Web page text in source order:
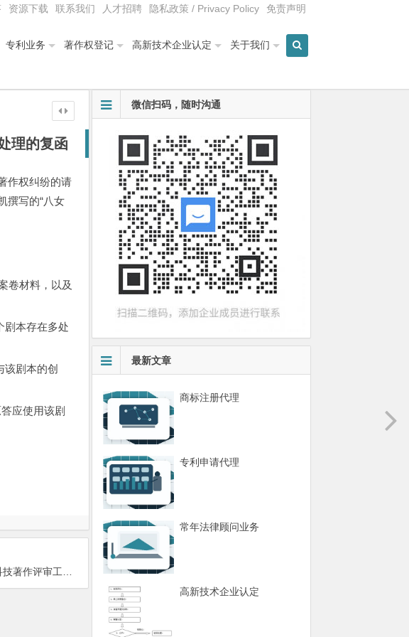
资源下载 联系我们 人才招聘 隐私政策 / Privacy Policy 免责声明
专利业务 著作权登记 高新技术企业认定 关于我们
理的复函
作权纠纷的请
撰写的“八女
卷材料，以及
剧本存在多处
剧本的创
应使用该剧
暂行规定》的通知
微信扫码，随时沟通
最新文章
商标注册代理
专利申请代理
常年法律顾问业务
高新技术企业认定